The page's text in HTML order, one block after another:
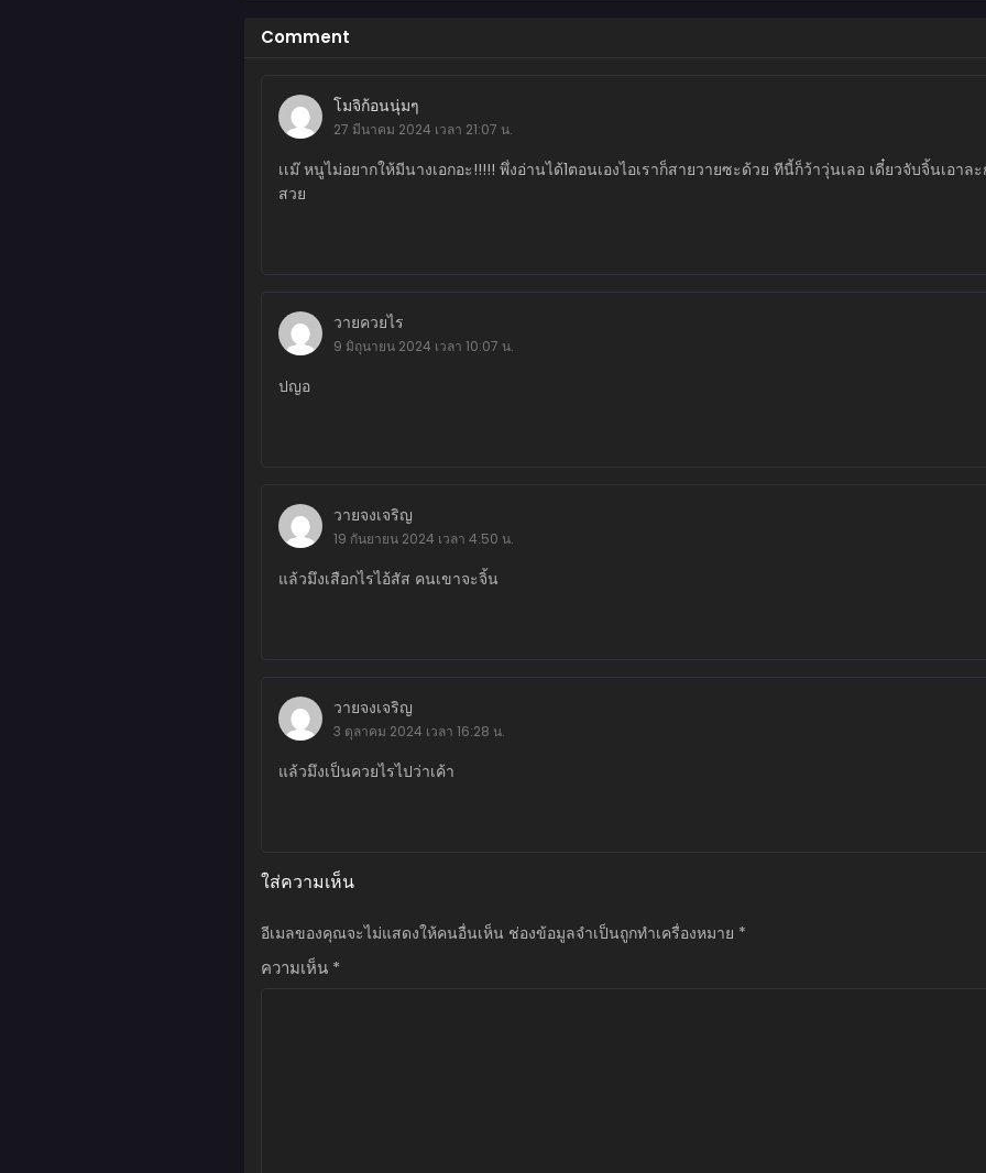
มิถุนายน 11, 2026
ตอนที่ 154
มิถุนายน 11, 2026
ตอนที่ 153
มิถุนายน 11, 2026
ตอนที่ 151
มิถุนายน 11, 2026
ตอนที่ 150
ตอนที่ 147
พฤษภาคม 23, 2026
ตอนที่ 145
พฤษภาคม 23, 2026
ตอนที่ 144
พฤษภาคม 23, 2026
ตอนที่ 142
ตอนที่ 141
พฤษภาคม 23, 2026
Comment
โมจิก้อนนุ่มๆ
27 มีนาคม 2024 เวลา 21:07 น.
เเม๊ หนูไม่อยากให้มีนางเอกอะ!!!!! พึ่งอ่านได้1ตอนเองไอเราก็สายวายซะด้วย ทีนี้ก็ว้าวุ่นเลอ เดี๋ยวจับจิ้นเอา
สวย
วายควยไร
9 มิถุนายน 2024 เวลา 10:07 น.
ปญอ
วายจงเจริญ
19 กันยายน 2024 เวลา 4:50 น.
แล้วมึงเสือกไรไอ้สัส คนเขาจะจิ้น
วายจงเจริญ
3 ตุลาคม 2024 เวลา 16:28 น.
แล้วมึงเป็นควยไรไปว่าเค้า
ใส่ความเห็น
อีเมลของคุณจะไม่แสดงให้คนอื่นเห็น ช่องข้อมูลจำเป็นถูกทำเครื่องหมาย *
ความเห็น *